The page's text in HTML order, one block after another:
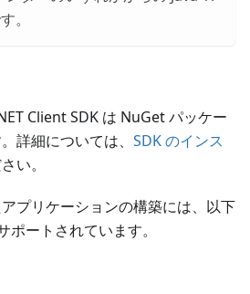
。
Client SDK は NuGet パッケー
詳細については、 SDK のインス
い。
プリケーションの構築には、以下
ポートされています。